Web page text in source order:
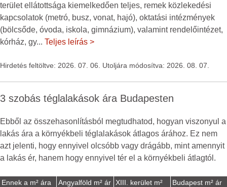
terület ellátottsága kiemelkedően teljes, remek közlekedési
kapcsolatok (metró, busz, vonat, hajó), oktatási intézmények
(bölcsőde, óvoda, iskola, gimnázium), valamint rendelőintézet,
kórház, gy... Teljes leírás >
Hirdetés feltöltve: 2026. 07. 06. Utoljára módosítva: 2026. 08. 07.
3 szobás téglalakások ára Budapesten
Ebből az összehasonlításból megtudhatod, hogyan viszonyul a
lakás ára a környékbeli téglalakások átlagos árához. Ez nem
azt jelenti, hogy ennyivel olcsóbb vagy drágább, mint amennyit
a lakás ér, hanem hogy ennyivel tér el a környékbeli átlagtól.
Ennek a m² ára Angyalföld m² ár
XIII. kerület m²
Budapest m² ár